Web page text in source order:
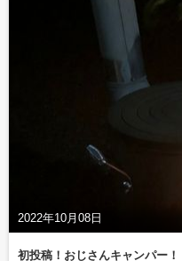
2022年10月08日
初投稿！おじさんキャンパー！